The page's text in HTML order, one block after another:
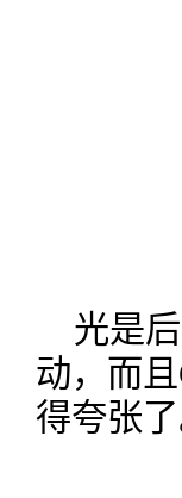
光是
动，而
得夸张了